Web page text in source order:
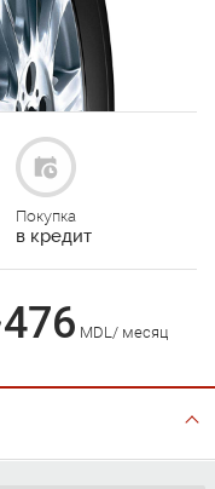
Покупка
в кредит
MDL/ месяц